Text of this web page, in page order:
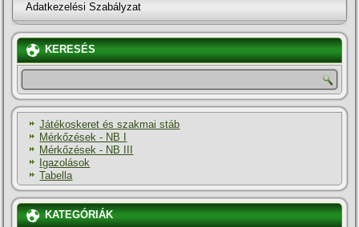
Adatkezelési Szabályzat
KERESÉS
Játékoskeret és szakmai stáb
Mérkőzések - NB I
Mérkőzések - NB III
Igazolások
Tabella
KATEGÓRIÁK